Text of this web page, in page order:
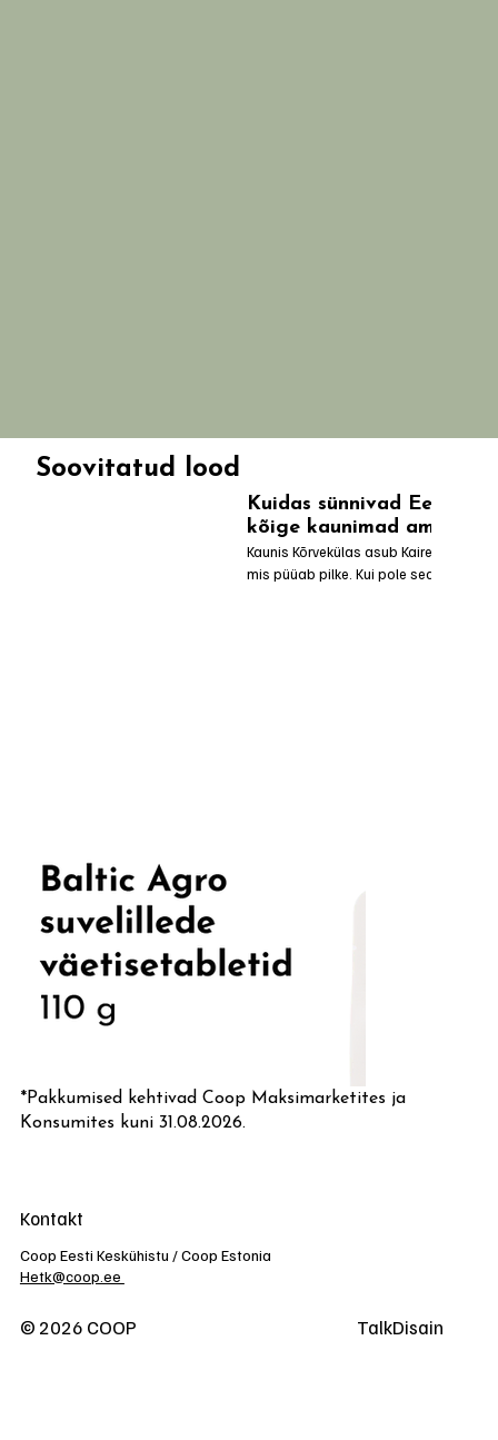
Soovitatud lood
Kuidas sünnivad Eesti
kõige kaunimad amplid
Kaunis Kõrvekülas asub Kaireti aed,
mis püüab pilke. Kui pole seda veel
*Pakkumised kehtivad Coop Maksimarketites ja
Konsumites kuni 31.08.2026.
Kontakt
Coop Eesti Keskühistu / Coop Estonia
Hetk@coop.ee
© 2026 COOP TalkDisain